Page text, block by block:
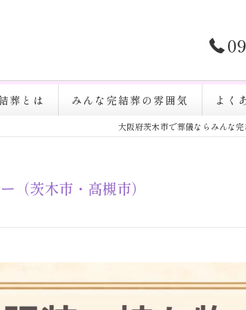
葬とは みんな完結葬の雰囲気 よく
大阪府茨木市で葬儀ならみんな
（茨木市・高槻市）